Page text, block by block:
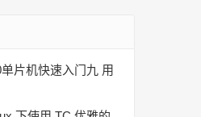
片机快速入门九 用